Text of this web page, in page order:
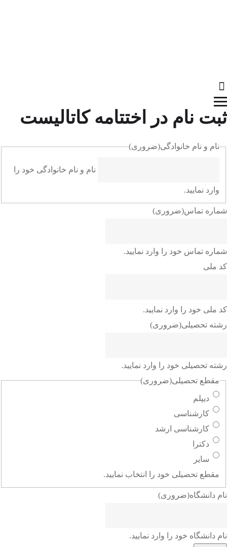
ثبت نام در اختتامه کاتالیست
نام و نام خانوادگی(ضروری)
نام و نام خانوادگی خود را
وارد نمایید.
شماره تماس(ضروری)
شماره تماس خود را وارد نمایید.
کد ملی
کد ملی خود را وارد نمایید.
رشته تحصیلی(ضروری)
رشته تحصیلی خود را وارد نمایید.
مقطع تحصیلی(ضروری)
دیپلم
کارشناسی
کارشناسی ارشد
دکترا
سایر
مقطع تحصیلی خود را انتخاب نمایید.
نام دانشگاه(ضروری)
نام دانشگاه خود را وارد نمایید.